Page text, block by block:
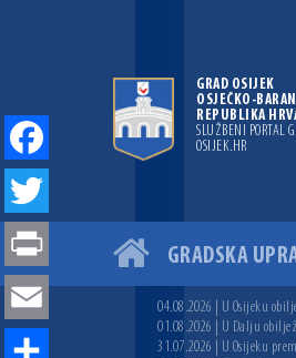
GRAD OSIJEK
OSJEČKO-
REPUBLIKA
SLUŽBENI PORTAL
OSIJEK.HR
GRADSKA
04.08.2026 | U Osijeku
01.08.2026 | U Dalju
31.07.2026 | U Osijeku
Facebook
Twitter
Print
Email